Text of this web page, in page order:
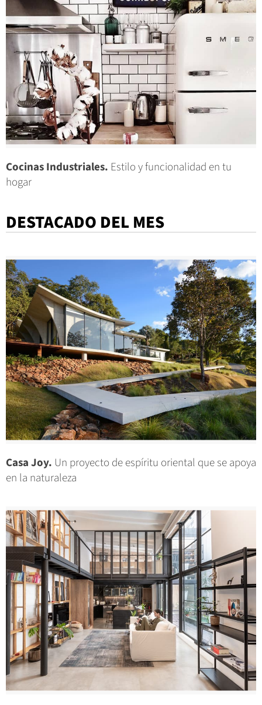
Cocinas Industriales. Estilo y funcionalidad en tu
hogar
DESTACADO DEL MES
Casa Joy. Un proyecto de espíritu oriental que se apoya
en la naturaleza